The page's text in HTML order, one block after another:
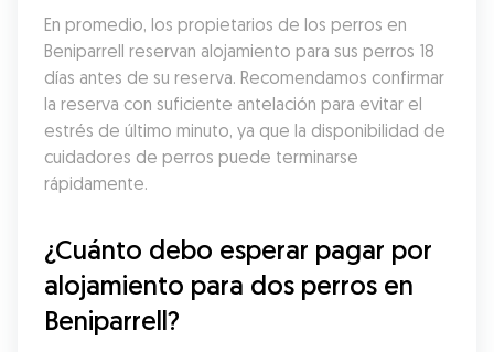
En promedio, los propietarios de los perros en
Beniparrell reservan alojamiento para sus perros 18
días antes de su reserva. Recomendamos confirmar
la reserva con suficiente antelación para evitar el
estrés de último minuto, ya que la disponibilidad de
cuidadores de perros puede terminarse
rápidamente.
¿Cuánto debo esperar pagar por
alojamiento para dos perros en
Beniparrell?